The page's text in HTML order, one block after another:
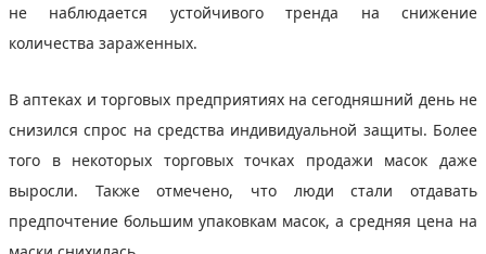
не наблюдается устойчивого тренда на снижение
количества зараженных.
В аптеках и торговых предприятиях на сегодняшний день не
снизился спрос на средства индивидуальной защиты. Более
того в некоторых торговых точках продажи масок даже
выросли. Также отмечено, что люди стали отдавать
предпочтение большим упаковкам масок, а средняя цена на